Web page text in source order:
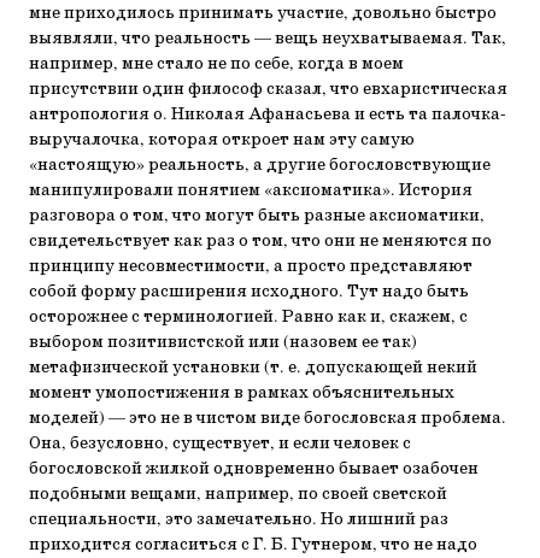
мне приходилось принимать участие, довольно быстро
выявляли, что реальность — вещь неухватываемая. Так,
например, мне стало не по себе, когда в моем
присутствии один философ сказал, что евхаристическая
антропология о. Николая Афанасьева и есть та палочка-
выручалочка, которая откроет нам эту самую
«настоящую» реальность, а другие богословствующие
манипулировали понятием «аксиоматика». История
разговора о том, что могут быть разные аксиоматики,
свидетельствует как раз о том, что они не меняются по
принципу несовместимости, а просто представляют
собой форму расширения исходного. Тут надо быть
осторожнее с терминологией. Равно как и, скажем, с
выбором позитивистской или (назовем ее так)
метафизической установки (т. е. допускающей некий
момент умопостижения в рамках объяснительных
моделей) — это не в чистом виде богословская проблема.
Она, безусловно, существует, и если человек с
богословской жилкой одновременно бывает озабочен
подобными вещами, например, по своей светской
специальности, это замечательно. Но лишний раз
приходится согласиться с Г. Б. Гутнером, что не надо